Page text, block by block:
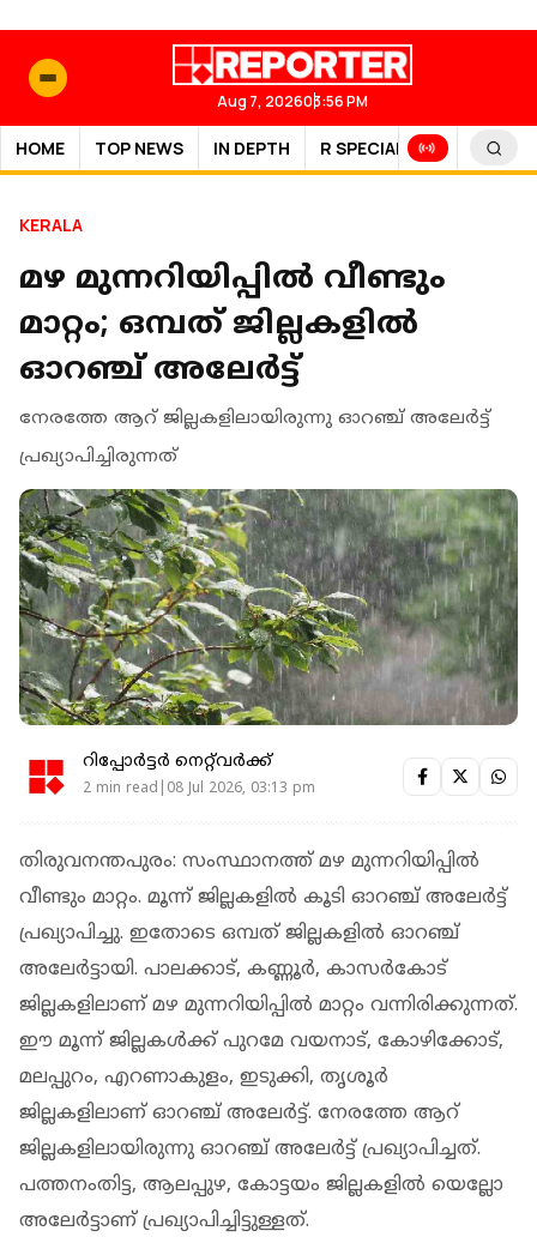
Aug 7, 202603:56 PM
HOME TOP NEWS IN DEPTH R SPECIAL SPORTS
KERALA
മഴ മുന്നറിയിപ്പില്‍ വീണ്ടും
മാറ്റം; ഒമ്പത് ജില്ലകളില്‍
ഓറഞ്ച് അലേര്‍ട്ട്
നേരത്തേ ആറ് ജില്ലകളിലായിരുന്നു ഓറഞ്ച് അലേർട്ട്
പ്രഖ്യാപിച്ചിരുന്നത്
റിപ്പോർട്ടർ നെറ്റ്‌വര്‍ക്ക്‌
2 min read|08 Jul 2026, 03:13 pm
തിരുവനന്തപുരം: സംസ്ഥാനത്ത് മഴ മുന്നറിയിപ്പില്‍
വീണ്ടും മാറ്റം. മൂന്ന് ജില്ലകളില്‍ കൂടി ഓറഞ്ച് അലേര്‍ട്ട്
പ്രഖ്യാപിച്ചു. ഇതോടെ ഒമ്പത് ജില്ലകളിൽ ഓറഞ്ച്
അലേർട്ടായി. പാലക്കാട്, കണ്ണൂർ, കാസർകോട്
ജില്ലകളിലാണ് മഴ മുന്നറിയിപ്പിൽ മാറ്റം വന്നിരിക്കുന്നത്.
ഈ മൂന്ന് ജില്ലകൾക്ക് പുറമേ വയനാട്, കോഴിക്കോട്,
മലപ്പുറം, എറണാകുളം, ഇടുക്കി, തൃശൂർ
ജില്ലകളിലാണ് ഓറഞ്ച് അലേർട്ട്. നേരത്തേ ആറ്
ജില്ലകളിലായിരുന്നു ഓറഞ്ച് അലേർട്ട് പ്രഖ്യാപിച്ചത്.
പത്തനംതിട്ട, ആലപ്പുഴ, കോട്ടയം ജില്ലകളില്‍ യെല്ലോ
അലേര്‍ട്ടാണ് പ്രഖ്യാപിച്ചിട്ടുള്ളത്.